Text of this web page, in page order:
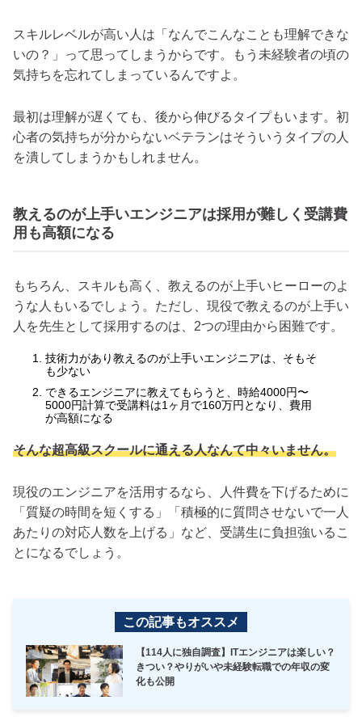
スキルレベルが高い人は「なんでこんなことも理解できな
いの？」って思ってしまうからです。もう未経験者の頃の
気持ちを忘れてしまっているんですよ。
最初は理解が遅くても、後から伸びるタイプもいます。初
心者の気持ちが分からないベテランはそういうタイプの人
を潰してしまうかもしれません。
教えるのが上手いエンジニアは採用が難しく受講費
用も高額になる
もちろん、スキルも高く、教えるのが上手いヒーローのよ
うな人もいるでしょう。ただし、現役で教えるのが上手い
人を先生として採用するのは、2つの理由から困難です。
技術力があり教えるのが上手いエンジニアは、そもそ
も少ない
できるエンジニアに教えてもらうと、時給4000円〜
5000円計算で受講料は1ヶ月で160万円となり、費用
が高額になる
そんな超高級スクールに通える人なんて中々いません。
現役のエンジニアを活用するなら、人件費を下げるために
「質疑の時間を短くする」「積極的に質問させないで一人
あたりの対応人数を上げる」など、受講生に負担強いるこ
とになるでしょう。
この記事もオススメ
【114人に独自調査】ITエンジニアは楽しい？
きつい？やりがいや未経験転職での年収の変
化も公開